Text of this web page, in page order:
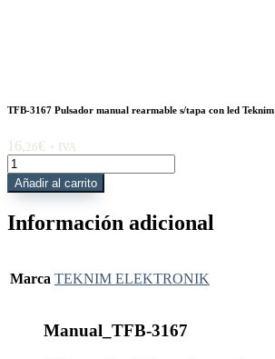
TFB-3167 Pulsador manual rearmable s/tapa con led Teknim
16,26€ + IVA
TFB-
3167
Pulsador
rearmable
led
Añadir al carrito
Información adicional
Marca TEKNIM ELEKTRONIK
Manual_TFB-3167